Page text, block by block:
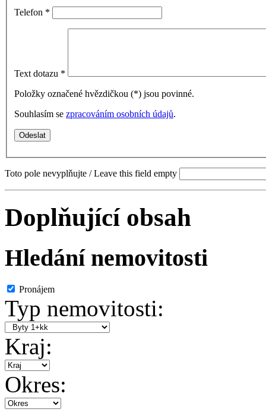
Telefon *
Text dotazu *
Položky označené hvězdičkou (*) jsou povinné.
Souhlasím se zpracováním osobních údajů.
Toto pole nevyplňujte / Leave this field empty
Doplňující obsah
Hledání nemovitosti
Pronájem
Typ nemovitosti:
Kraj:
Okres: